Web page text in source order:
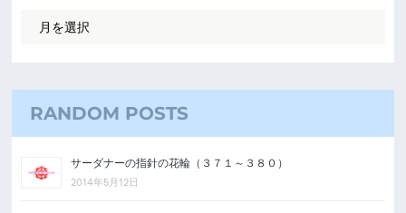
RANDOM POSTS
サーダナーの指針の花輪（３７１～３８０）
2014年5月12日